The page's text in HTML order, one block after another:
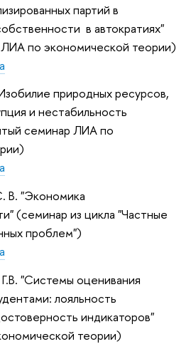
партий в
в автократиях"
по экономической теории)
природных ресурсов,
и нестабильность
семинар ЛИА по
В. "Экономика
(семинар из цикла "Частные
проблем")
"Системы оценивания
лояльность
индикаторов"
теории)